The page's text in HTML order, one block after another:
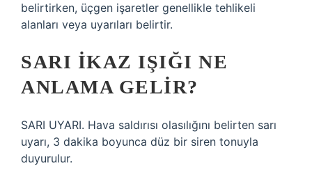
belirtirken, üçgen işaretler genellikle tehlikeli
alanları veya uyarıları belirtir.
SARI IKAZ IŞIĞI NE
ANLAMA GELIR?
SARI UYARI. Hava saldırısı olasılığını belirten sarı
uyarı, 3 dakika boyunca düz bir siren tonuyla
duyurulur.